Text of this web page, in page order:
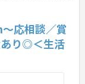
応相談／賞
り◎＜生活